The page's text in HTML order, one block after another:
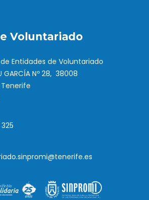
Voluntariado
Entidades de Voluntariado
GARCÍA Nº 28, 38008